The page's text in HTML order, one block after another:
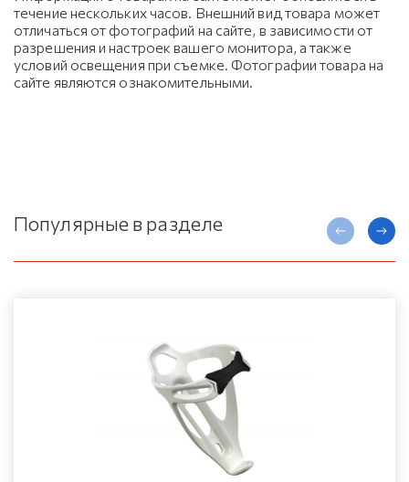
течение нескольких часов. Внешний вид товара может
отличаться от фотографий на сайте, в зависимости от
разрешения и настроек вашего монитора, а также
условий освещения при съемке. Фотографии товара на
сайте являются ознакомительными.
Популярные в разделе